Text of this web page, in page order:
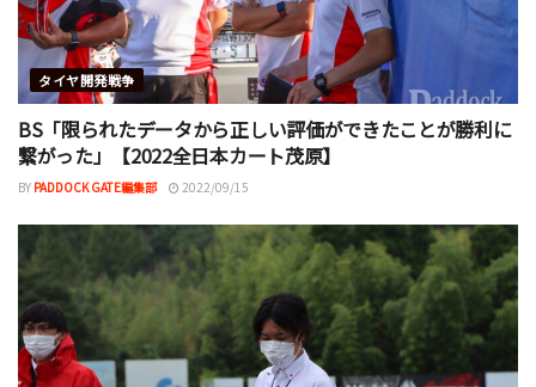
タイヤ開発戦争
BS「限られたデータから正しい評価ができたことが勝利に
繋がった」【2022全日本カート茂原】
BY PADDOCK GATE編集部 2022/09/15